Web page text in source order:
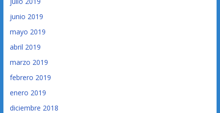
junio 2019
mayo 2019
abril 2019
marzo 2019
febrero 2019
enero 2019
diciembre 2018